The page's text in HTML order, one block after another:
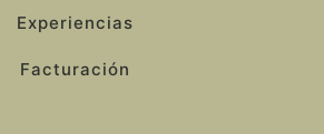
Experiencias
Facturación